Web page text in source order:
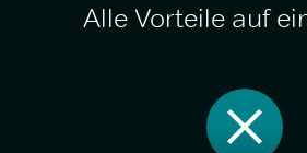
Alle Vorteile auf